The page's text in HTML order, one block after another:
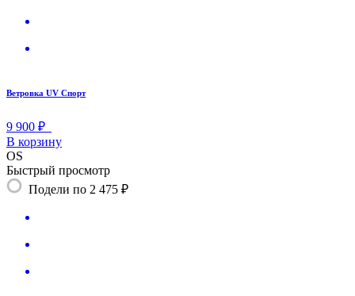
Ветровка UV Спорт
9 900 ₽
В корзину
OS
Быстрый просмотр
Подели по 2 475 ₽